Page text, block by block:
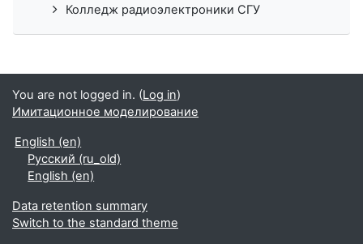
Колледж радиоэлектроники СГУ
You are not logged in. (Log in)
Имитационное моделирование
English ‎(en)‎
Русский ‎(ru_old)‎
English ‎(en)‎
Data retention summary
Switch to the standard theme